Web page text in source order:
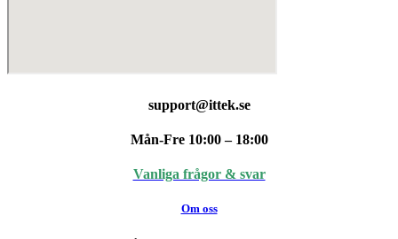
support@ittek.se
Mån-Fre 10:00 – 18:00
Vanliga frågor & svar
Om oss